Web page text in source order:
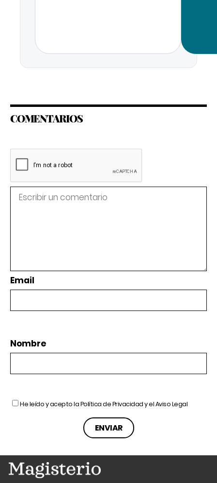
COMENTARIOS
Email
Nombre
He leído y acepto laPolítica de Privacidady elAviso Legal